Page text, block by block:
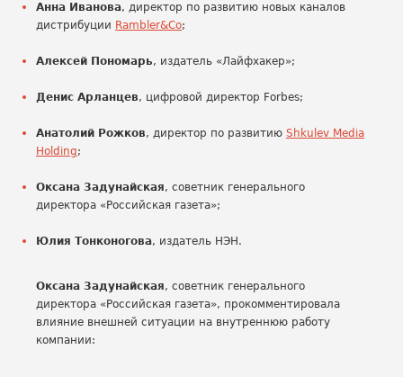
Анна Иванова, директор по развитию новых каналов
дистрибуции Rambler&Co;
Алексей Пономарь, издатель «Лайфхакер»;
Денис Арланцев, цифровой директор Forbes;
Анатолий Рожков, директор по развитию Shkulev Media
Holding;
Оксана Задунайская, советник генерального
директора «Российская газета»;
Юлия Тонконогова, издатель НЭН.
Оксана Задунайская, советник генерального
директора «Российская газета», прокомментировала
влияние внешней ситуации на внутреннюю работу
компании: